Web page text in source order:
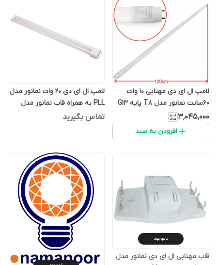
لامپ ال ای دی مهتابی 10 وات
60سانت نمانور مدل T8 پایه G13
بسته ده عددی
۳٬۰۴۵٬۰۰۰
افزودن به سبد
لامپ ال ای دی 20 وات نمانور مدل
PLL به همراه قاب نمانور مدل
2x20 پایه 2G11
تماس بگیرید
ناموجود
قاب مهتابی ال ای دی نمانور مدل